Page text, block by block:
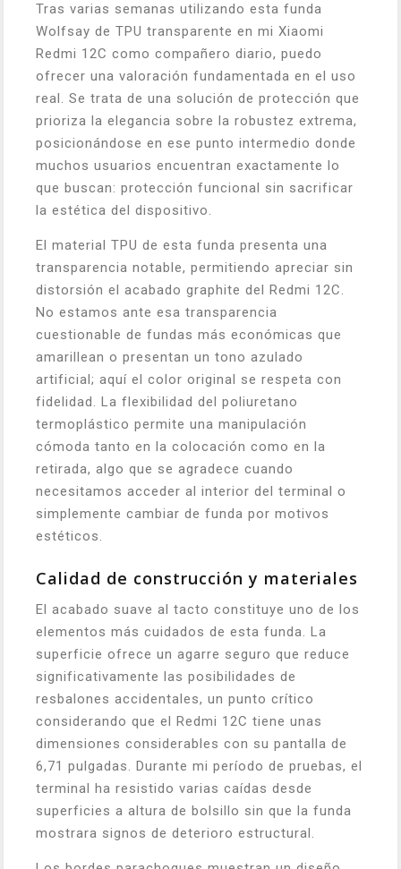
Tras varias semanas utilizando esta funda
Wolfsay de TPU transparente en mi Xiaomi
Redmi 12C como compañero diario, puedo
ofrecer una valoración fundamentada en el uso
real. Se trata de una solución de protección que
prioriza la elegancia sobre la robustez extrema,
posicionándose en ese punto intermedio donde
muchos usuarios encuentran exactamente lo
que buscan: protección funcional sin sacrificar
la estética del dispositivo.
El material TPU de esta funda presenta una
transparencia notable, permitiendo apreciar sin
distorsión el acabado graphite del Redmi 12C.
No estamos ante esa transparencia
cuestionable de fundas más económicas que
amarillean o presentan un tono azulado
artificial; aquí el color original se respeta con
fidelidad. La flexibilidad del poliuretano
termoplástico permite una manipulación
cómoda tanto en la colocación como en la
retirada, algo que se agradece cuando
necesitamos acceder al interior del terminal o
simplemente cambiar de funda por motivos
estéticos.
Calidad de construcción y materiales
El acabado suave al tacto constituye uno de los
elementos más cuidados de esta funda. La
superficie ofrece un agarre seguro que reduce
significativamente las posibilidades de
resbalones accidentales, un punto crítico
considerando que el Redmi 12C tiene unas
dimensiones considerables con su pantalla de
6,71 pulgadas. Durante mi período de pruebas, el
terminal ha resistido varias caídas desde
superficies a altura de bolsillo sin que la funda
mostrara signos de deterioro estructural.